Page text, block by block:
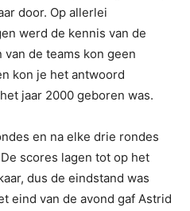
door. Op allerlei
werd de kennis van de
de teams kon geen
kon je het antwoord
jaar 2000 geboren was.
en na elke drie rondes
scores lagen tot op het
dus de eindstand was
eind van de avond gaf Astrid